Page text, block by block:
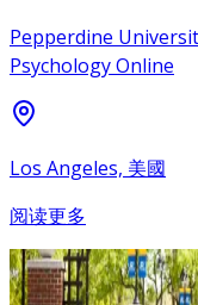
Pepperdine
Psychology Online
Los Angeles, 美國
阅读更多